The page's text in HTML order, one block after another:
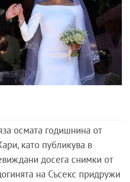
осмата годишнина от
като публикува в
досега снимки от
на Съсекс придружи